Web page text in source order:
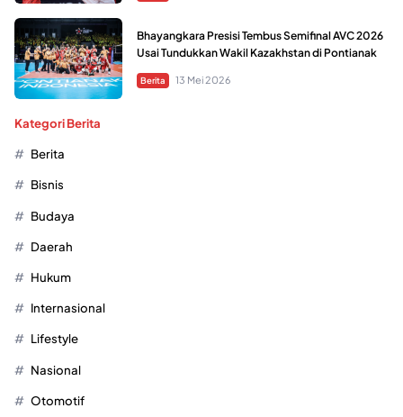
Bhayangkara Presisi Tembus Semifinal AVC 2026
Usai Tundukkan Wakil Kazakhstan di Pontianak
Berita 13 Mei 2026
Kategori Berita
Berita
Bisnis
Budaya
Daerah
Hukum
Internasional
Lifestyle
Nasional
Otomotif